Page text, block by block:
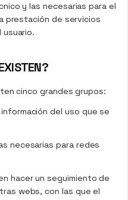
y las necesarias para el
prestación de servicios
cinco grandes grupos:
del uso que se
necesarias para redes
hacer un seguimiento de
webs, con las que el